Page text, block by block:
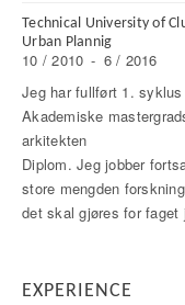
Technical University of
Urban Plannig
10 / 2010 - 6 / 2016
Jeg har fullført 1.
Akademiske
arkitekten
Diplom. Jeg jobber
store mengden forskning
det skal gjøres for faget
EXPERIENCE